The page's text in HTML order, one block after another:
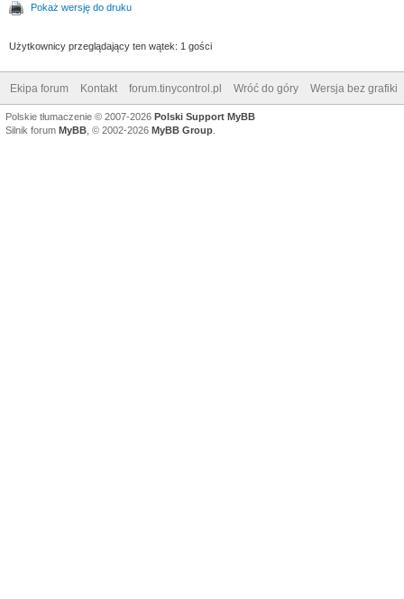
Pokaż wersję do druku
Użytkownicy przeglądający ten wątek: 1 gości
Ekipa forum Kontakt forum.tinycontrol.pl Wróć do góry Wersja bez grafiki
Polskie tłumaczenie © 2007-2026 Polski Support MyBB
Silnik forum MyBB , © 2002-2026 MyBB Group